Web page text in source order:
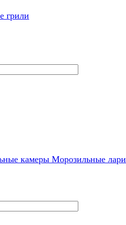
грили
камеры Морозильные лари